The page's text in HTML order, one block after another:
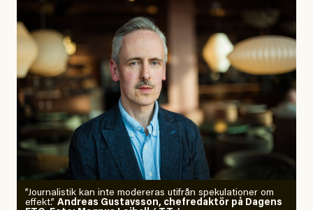
”Journalistik kan inte modereras utifrån spekulationer om
effekt.” Andreas Gustavsson, chefredaktör på Dagens